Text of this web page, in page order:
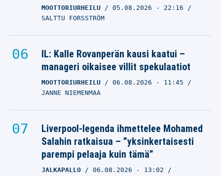
MOOTTORIURHEILU 05.08.2026 - 22:16
SALTTU FORSSTRÖM
IL: Kalle Rovanperän kausi kaatui –
manageri oikaisee villit spekulaatiot
MOOTTORIURHEILU 06.08.2026 - 11:45
JANNE NIEMENMAA
Liverpool-legenda ihmettelee Mohamed
Salahin ratkaisua – ”yksinkertaisesti
parempi pelaaja kuin tämä”
JALKAPALLO 06.08.2026 - 13:02